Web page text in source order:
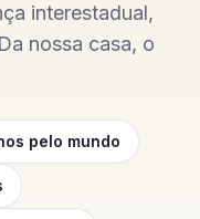
interestadual,
nossa casa, o
pelo mundo